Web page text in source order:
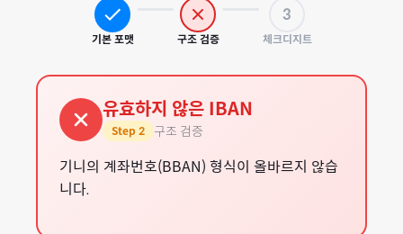
기본 포맷 구조 검증
3
체크디지트
유효하지 않은 IBAN
Step 2 구조 검증
기니의 계좌번호(BBAN) 형식이 올바르지 않습
니다.